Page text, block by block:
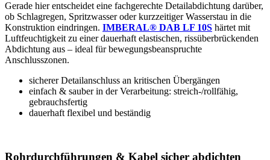
Gerade hier entscheidet eine fachgerechte Detailabdichtung darüber,
ob Schlagregen, Spritzwasser oder kurzzeitiger Wasserstau in die
Konstruktion eindringen. IMBERAL® DAB LF 10S härtet mit
Luftfeuchtigkeit zu einer dauerhaft elastischen, rissüberbrückenden
Abdichtung aus – ideal für bewegungsbeanspruchte
Anschlusszonen.
sicherer Detailanschluss an kritischen Übergängen
einfach & sauber in der Verarbeitung: streich‑/rollfähig,
gebrauchsfertig
dauerhaft flexibel und beständig
Rohrdurchführungen & Kabel sicher abdichten